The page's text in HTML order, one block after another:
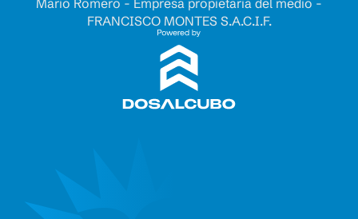
Mario Romero - Empresa propietaria del medio -
FRANCISCO MONTES S.A.C.I.F.